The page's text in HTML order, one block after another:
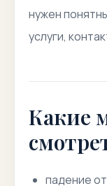
нужен
услуги,
Какие
падение